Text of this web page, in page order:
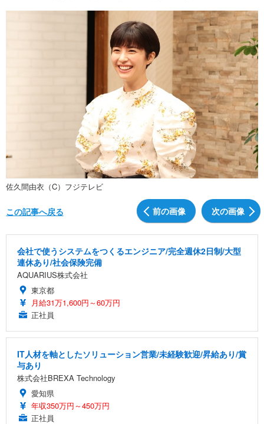
その他
その他
佐久間由衣（C）フジテレビ
前の画像 次の画像
この記事へ戻る
会社で使うシステムをつくるエンジニア/完全週休2日制/大型
連休あり/社会保険完備
AQUARIUS株式会社
東京都
月給31万1,600円～60万円
正社員
IT人材を軸としたソリューション営業/未経験歓迎/昇給あり/賞
与あり
株式会社BREXA Technology
愛知県
年収350万円～450万円
正社員